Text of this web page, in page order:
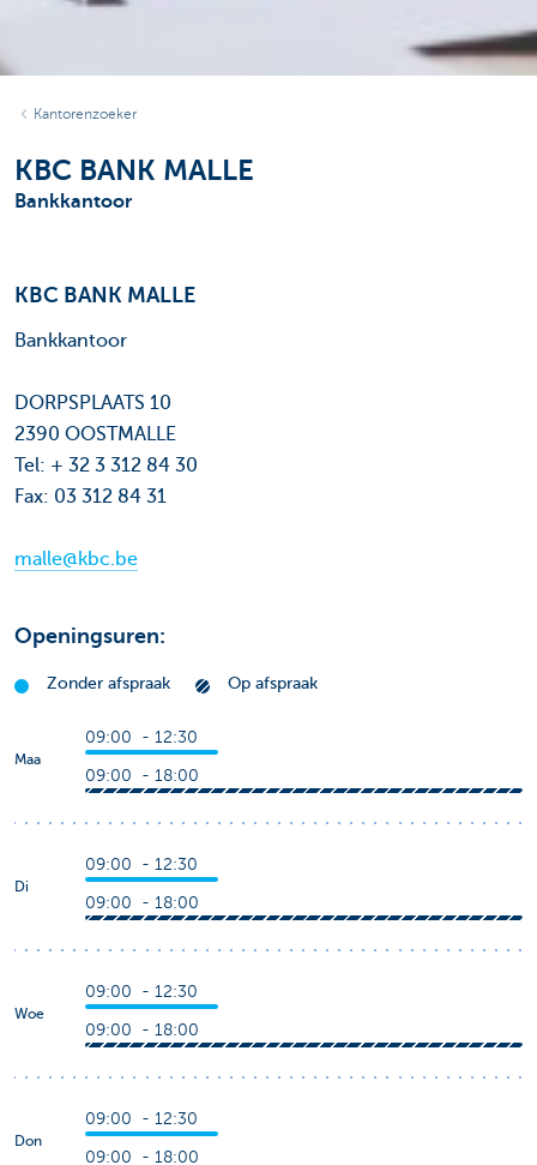
Kantorenzoeker
KBC BANK MALLE
Bankkantoor
KBC BANK MALLE
Bankkantoor
DORPSPLAATS 10
2390 OOSTMALLE
Tel: + 32 3 312 84 30
Fax: 03 312 84 31
malle@kbc.be
Openingsuren:
Zonder afspraak Op afspraak
Maa
09:00 - 12:30
09:00 - 18:00
Di
09:00 - 12:30
09:00 - 18:00
Woe
09:00 - 12:30
09:00 - 18:00
Don
09:00 - 12:30
09:00 - 18:00